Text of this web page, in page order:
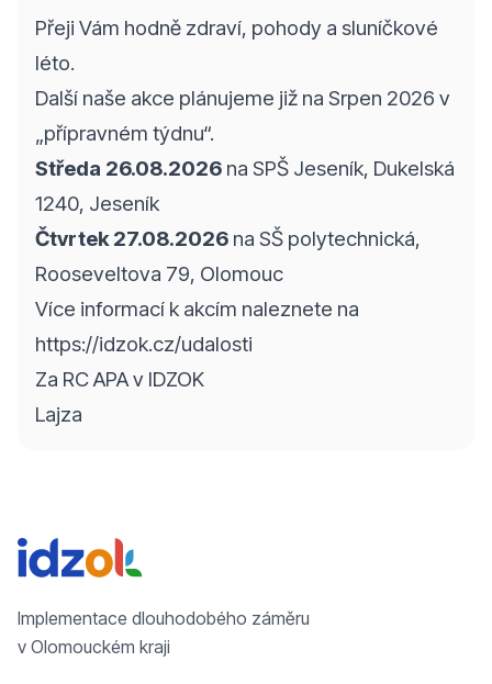
Přeji Vám hodně zdraví, pohody a sluníčkové
léto.
Další naše akce plánujeme již na Srpen 2026 v
„přípravném týdnu“.
Středa 26.08.2026 na SPŠ Jeseník, Dukelská
1240, Jeseník
Čtvrtek 27.08.2026 na SŠ polytechnická,
Rooseveltova 79, Olomouc
Více informací k akcím naleznete na
https://idzok.cz/udalosti
Za RC APA v IDZOK
Lajza
Implementace dlouhodobého záměru
v Olomouckém kraji